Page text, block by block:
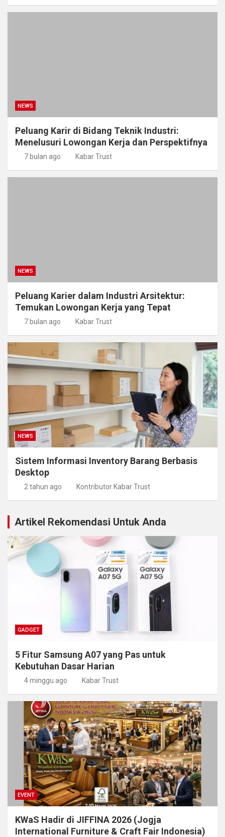
NEWS
Peluang Karir di Bidang Teknik Industri:
Menelusuri Lowongan Kerja dan Perspektifnya
7 bulan ago Kabar Trust
NEWS
Peluang Karier dalam Industri Arsitektur:
Temukan Lowongan Kerja yang Tepat
7 bulan ago Kabar Trust
NEWS
Sistem Informasi Inventory Barang Berbasis
Desktop
2 tahun ago Kontributor Kabar Trust
Artikel Rekomendasi Untuk Anda
GADGET
5 Fitur Samsung A07 yang Pas untuk
Kebutuhan Dasar Harian
4 minggu ago Kabar Trust
EVENT
KWaS Hadir di JIFFINA 2026 (Jogja
International Furniture & Craft Fair Indonesia)